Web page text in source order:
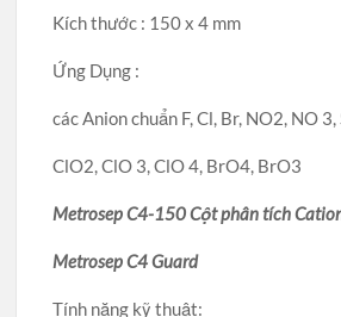
Kích thước : 150 x 4 mm
Ứng Dụng :
các Anion chuẩn F, Cl, Br, NO2, NO 3,
ClO2, ClO 3, ClO 4, BrO4, BrO3
Metrosep C4-150 Cột phân tích
Metrosep C4 Guard
Tính năng kỹ thuật: